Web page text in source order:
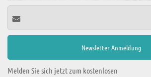
Melden Sie sich jetzt zum kostenlosen